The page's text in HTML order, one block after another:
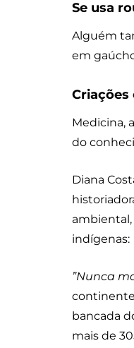
Se usa
Alguém
em
Medicina,
do
Diana
indígenas:
”Nunca
continente
bancada
mais de